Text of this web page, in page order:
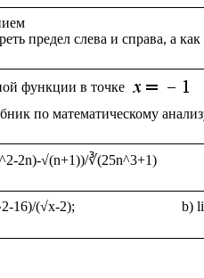
функции в точке